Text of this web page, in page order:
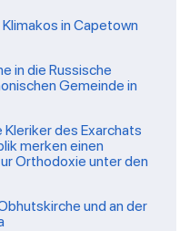
in Capetown
in die Russische
Gemeinde in
des Exarchats
merken einen
Orthodoxie unter den
und an der